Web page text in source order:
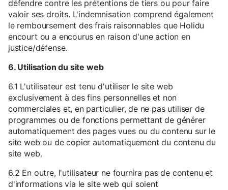
défendre contre les prétentions de tiers ou pour faire
valoir ses droits. L'indemnisation comprend également
le remboursement des frais raisonnables que Holidu
encourt ou a encourus en raison d'une action en
justice/défense.
6. Utilisation du site web
6.1 L'utilisateur est tenu d'utiliser le site web
exclusivement à des fins personnelles et non
commerciales et, en particulier, de ne pas utiliser de
programmes ou de fonctions permettant de générer
automatiquement des pages vues ou du contenu sur le
site web ou de copier automatiquement du contenu du
site web.
6.2 En outre, l'utilisateur ne fournira pas de contenu et
d'informations via le site web qui soient